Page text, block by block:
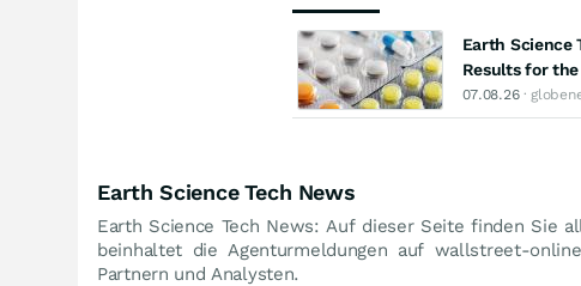
Earth Science
Results for
07.08.26·
Earth Science Tech News
Earth Science Tech News: Auf dieser Seite finden Sie
beinhaltet die Agenturmeldungen auf wallstreet-
Partnern und Analysten.